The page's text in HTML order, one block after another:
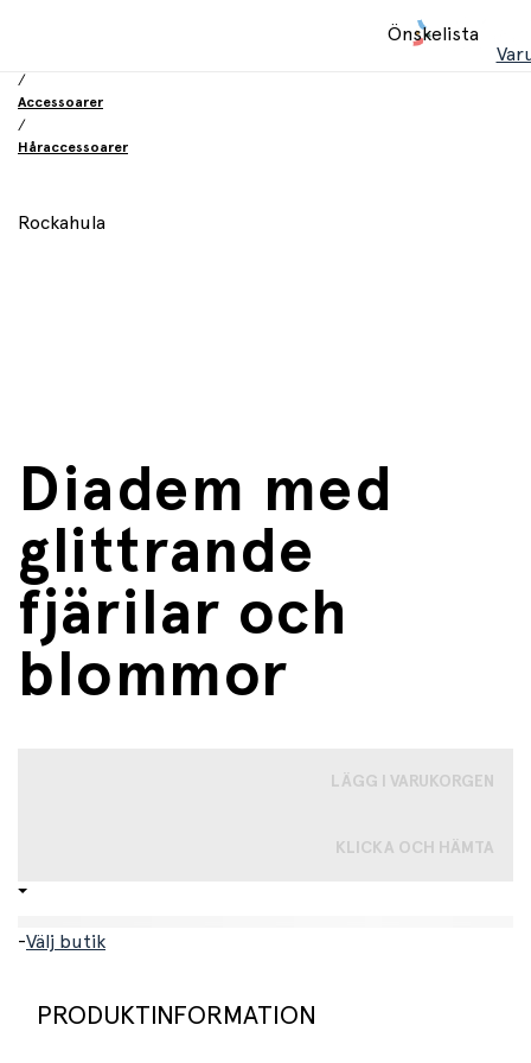
Önskelista
/
Accessoarer
/
Håraccessoarer
Rockahula
Diadem med
glittrande
fjärilar och
blommor
LÄGG I VARUKORGEN
KLICKA OCH HÄMTA
-Välj butik
PRODUKTINFORMATION